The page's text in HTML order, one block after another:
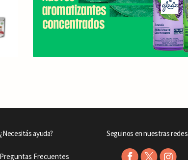
¿Necesitás ayuda?
Preguntas Frecuentes
Seguinos en nuestras redes